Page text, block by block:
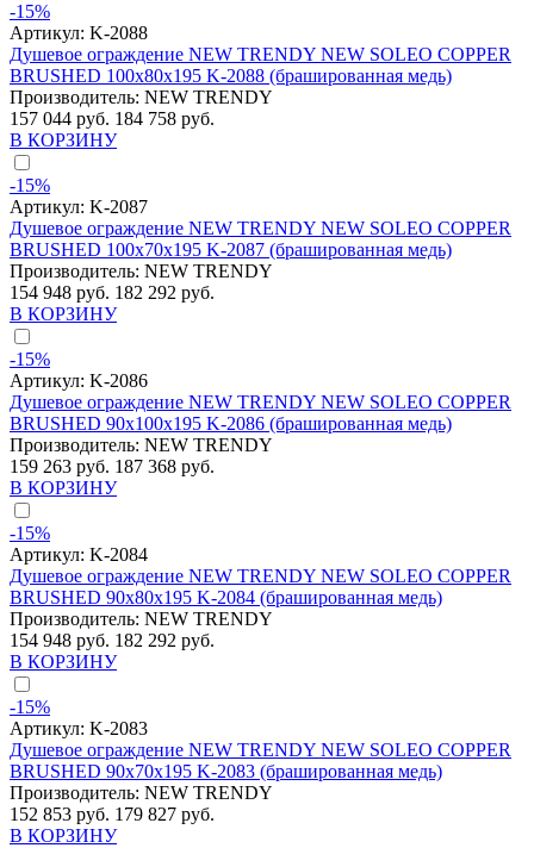
-15%
Артикул: K-2088
Душевое ограждение NEW TRENDY NEW SOLEO COPPER
BRUSHED 100x80x195 K-2088 (брашированная медь)
Производитель: NEW TRENDY
157 044 руб. 184 758 руб.
В КОРЗИНУ
-15%
Артикул: K-2087
Душевое ограждение NEW TRENDY NEW SOLEO COPPER
BRUSHED 100x70x195 K-2087 (брашированная медь)
Производитель: NEW TRENDY
154 948 руб. 182 292 руб.
В КОРЗИНУ
-15%
Артикул: K-2086
Душевое ограждение NEW TRENDY NEW SOLEO COPPER
BRUSHED 90x100x195 K-2086 (брашированная медь)
Производитель: NEW TRENDY
159 263 руб. 187 368 руб.
В КОРЗИНУ
-15%
Артикул: K-2084
Душевое ограждение NEW TRENDY NEW SOLEO COPPER
BRUSHED 90x80x195 K-2084 (брашированная медь)
Производитель: NEW TRENDY
154 948 руб. 182 292 руб.
В КОРЗИНУ
-15%
Артикул: K-2083
Душевое ограждение NEW TRENDY NEW SOLEO COPPER
BRUSHED 90x70x195 K-2083 (брашированная медь)
Производитель: NEW TRENDY
152 853 руб. 179 827 руб.
В КОРЗИНУ